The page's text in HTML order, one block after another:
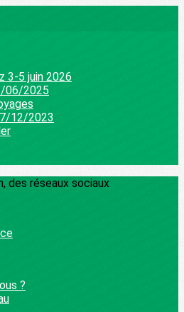
3-5 juin 2026
06/2025
12/2023
des réseaux sociaux
?